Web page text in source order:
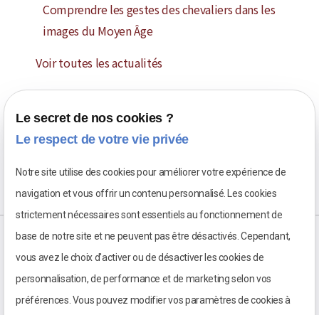
Comprendre les gestes des chevaliers dans les
images du Moyen Âge
Voir toutes les actualités
Le secret de nos cookies ?
Le respect de votre vie privée
Notre site utilise des cookies pour améliorer votre expérience de
navigation et vous offrir un contenu personnalisé. Les cookies
strictement nécessaires sont essentiels au fonctionnement de
base de notre site et ne peuvent pas être désactivés. Cependant,
vous avez le choix d'activer ou de désactiver les cookies de
personnalisation, de performance et de marketing selon vos
préférences. Vous pouvez modifier vos paramètres de cookies à